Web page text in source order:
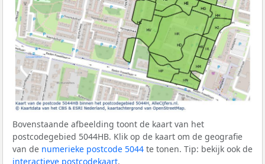
Bovenstaande afbeelding toont de kaart van het
postcodegebied 5044HB. Klik op de kaart om de geografie
van de numerieke postcode 5044 te tonen. Tip: bekijk ook de
interactieve postcodekaart.